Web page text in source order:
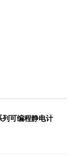
可编程静电计